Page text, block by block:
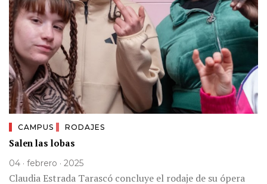
CAMPUS RODAJES
Salen las lobas
04 · febrero · 2025
Claudia Estrada Tarascó concluye el rodaje de su ópera